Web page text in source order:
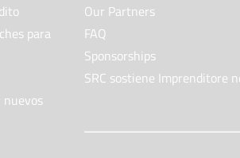
para
nuevos
Our Partners
FAQ
Sponsorships
SRC sostiene Imprenditore